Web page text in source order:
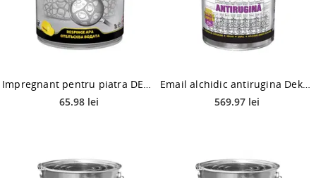
65.98 lei
Email alchidic antirugina Deko Professional 3 in 1, negru, interior / exterior, 10 kg
569.97 lei